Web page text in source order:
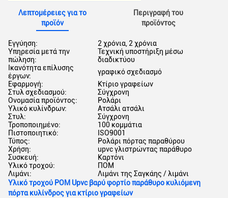
Λεπτομέρειες για το
προϊόν
Περιγραφή του
προϊόντος
Εγγύηση:
2 χρόνια, 2 χρόνια
Υπηρεσία μετά την
πώληση:
Τεχνική υποστήριξη μέσω
διαδικτύου
Ικανότητα επίλυσης
έργων:
γραφικό σχεδιασμό
Εφαρμογή:
Κτίριο γραφείων
Στυλ σχεδιασμού:
Σύγχρονη
Ονομασία προϊόντος:
Ρολάρι
Υλικό κυλίνδρων:
Ατσάλι ατσάλι
Στυλ:
Σύγχρονη
Τροποποιημένο:
100 κομμάτια
Πιστοποιητικό:
ISO9001
Τύπος:
Ρολάρι πόρτας παραθύρου
Χρήση:
upvc γλιστρώντας παράθυρο
Συσκευή:
Καρτόνι
Υλικό τροχού:
ΠΟΜ
Λιμάνι:
Λιμάνι της Σαγκάης / λιμάνι
Υλικό τροχού POM Upvc βαρύ φορτίο παράθυρο κυλιόμενη
πόρτα κυλίνδρος για κτίριο γραφείων